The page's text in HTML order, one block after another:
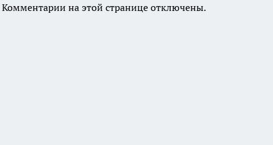
Комментарии на этой странице отключены.